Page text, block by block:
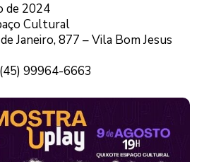
de 2024
Cultural
Janeiro, 877 – Vila Bom Jesus
99964-6663